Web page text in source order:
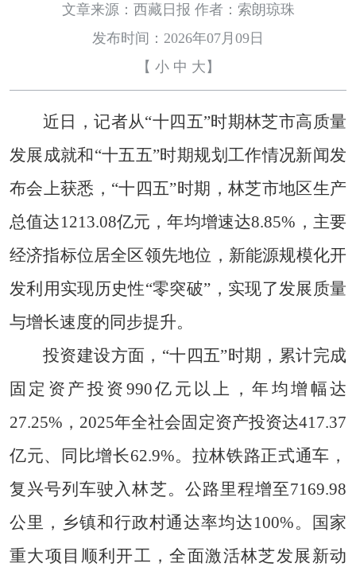
文章来源：西藏日报 作者：索朗琼珠
发布时间：2026年07月09日
【 小 中 大 】
近日，记者从“十四五”时期林芝市高质量
发展成就和“十五五”时期规划工作情况新闻发
布会上获悉，“十四五”时期，林芝市地区生产
总值达1213.08亿元，年均增速达8.85%，主要
经济指标位居全区领先地位，新能源规模化开
发利用实现历史性“零突破”，实现了发展质量
与增长速度的同步提升。
投资建设方面，“十四五”时期，累计完成
固定资产投资990亿元以上，年均增幅达
27.25%，2025年全社会固定资产投资达417.37
亿元、同比增长62.9%。拉林铁路正式通车，
复兴号列车驶入林芝。公路里程增至7169.98
公里，乡镇和行政村通达率均达100%。国家
重大项目顺利开工，全面激活林芝发展新动